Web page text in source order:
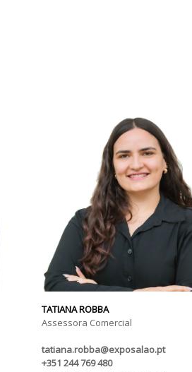
TATIANA ROBBA
Assessora Comercial
tatiana.robba@exposalao.pt
+351 244 769 480